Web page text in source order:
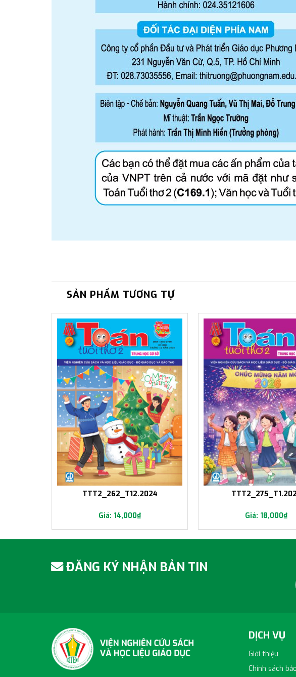
SẢN PHẨM TƯƠNG TỰ
TTT2_262_T12.2024
14,000₫ 18,000₫
ĐĂNG KÝ NHẬN BẢN TIN
DỊCH VỤ
Giới thiệu
Chính sách